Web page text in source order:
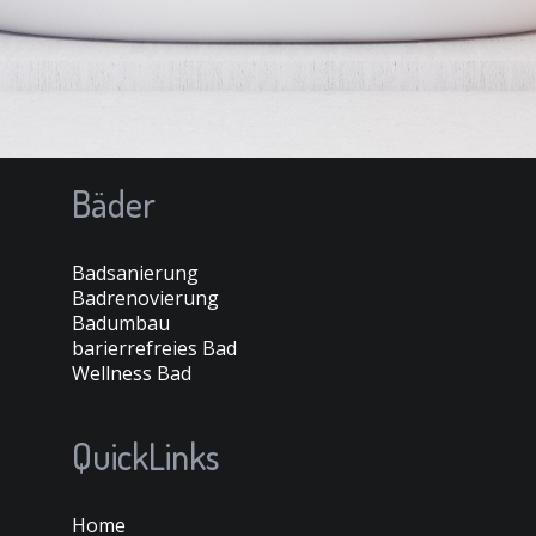
Bäder
Badsanierung
Badrenovierung
Badumbau
barierrefreies Bad
Wellness Bad
QuickLinks
Home